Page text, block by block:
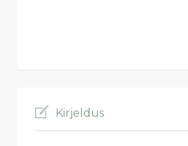
Kirjeldus